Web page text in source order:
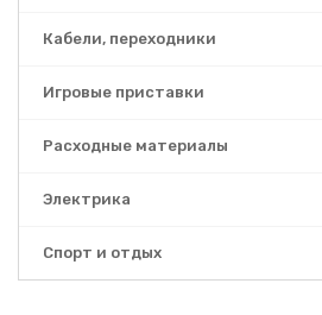
Кабели, переходники
Игровые приставки
Расходные материалы
Электрика
Спорт и отдых